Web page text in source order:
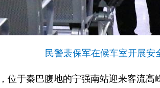
民警裴保军在候车室开展安
位于秦巴腹地的宁强南站迎来客流